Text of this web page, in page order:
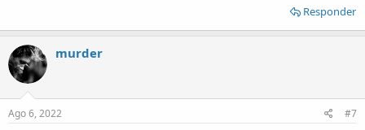
Responder
murder
Ago 6, 2022 #7